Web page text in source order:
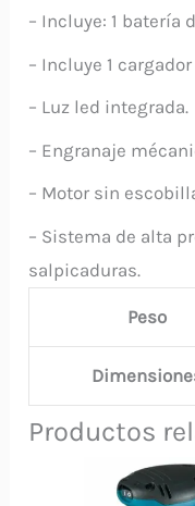
– Incluye: 1 batería
– Incluye 1
– Luz led integrada.
– Engranaje
– Motor sin
– Sistema de alta
salpicaduras.
Peso
Productos